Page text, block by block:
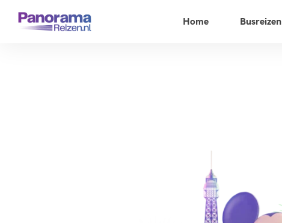
Home Busreizen